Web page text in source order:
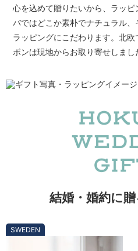
心を込めて贈りたいから、ラッ
バではどこか素朴でナチュラル
ラッピングにこだわります。北
ボンは現地からお取り寄せしまし
結婚・婚約に
SWEDEN